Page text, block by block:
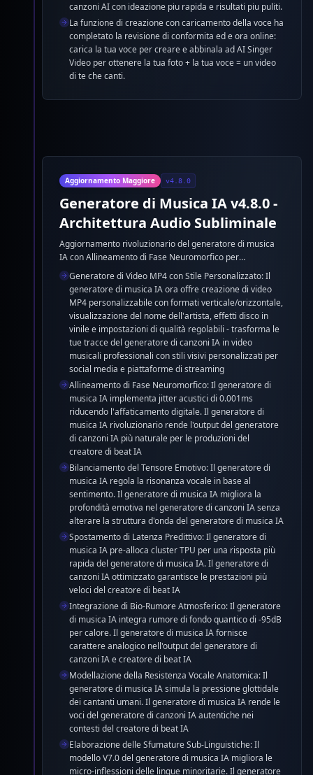
canzoni AI con ideazione piu rapida e risultati piu puliti.
La funzione di creazione con caricamento della voce ha
completato la revisione di conformita ed e ora online:
carica la tua voce per creare e abbinala ad AI Singer
Video per ottenere la tua foto + la tua voce = un video
di te che canti.
Aggiornamento Maggiore v4.8.0
Generatore di Musica IA v4.8.0 -
Architettura Audio Subliminale
Aggiornamento rivoluzionario del generatore di musica
IA con Allineamento di Fase Neuromorfico per
generatore di canzoni IA. Il generatore di musica IA
migliorato offre qualità superiore del creatore di beat IA
attraverso Bilanciamento del Tensore Emotivo e
ottimizzazione dello Spostamento di Latenza Predittivo.
Generatore di Video MP4 con Stile Personalizzato: Il
generatore di musica IA ora offre creazione di video
MP4 personalizzabile con formati verticale/orizzontale,
visualizzazione del nome dell'artista, effetti disco in
vinile e impostazioni di qualità regolabili - trasforma le
tue tracce del generatore di canzoni IA in video
musicali professionali con stili visivi personalizzati per
social media e piattaforme di streaming
Allineamento di Fase Neuromorfico: Il generatore di
musica IA implementa jitter acustici di 0.001ms
riducendo l'affaticamento digitale. Il generatore di
musica IA rivoluzionario rende l'output del generatore
di canzoni IA più naturale per le produzioni del
creatore di beat IA
Bilanciamento del Tensore Emotivo: Il generatore di
musica IA regola la risonanza vocale in base al
sentimento. Il generatore di musica IA migliora la
profondità emotiva nel generatore di canzoni IA senza
alterare la struttura d'onda del generatore di musica IA
Spostamento di Latenza Predittivo: Il generatore di
musica IA pre-alloca cluster TPU per una risposta più
rapida del generatore di musica IA. Il generatore di
canzoni IA ottimizzato garantisce le prestazioni più
veloci del creatore di beat IA
Integrazione di Bio-Rumore Atmosferico: Il generatore
di musica IA integra rumore di fondo quantico di -95dB
per calore. Il generatore di musica IA fornisce
carattere analogico nell'output del generatore di
canzoni IA e creatore di beat IA
Modellazione della Resistenza Vocale Anatomica: Il
generatore di musica IA simula la pressione glottidale
dei cantanti umani. Il generatore di musica IA rende le
voci del generatore di canzoni IA autentiche nei
contesti del creatore di beat IA
Elaborazione delle Sfumature Sub-Linguistiche: Il
modello V7.0 del generatore di musica IA migliora le
micro-inflessioni delle lingue minoritarie. Il generatore